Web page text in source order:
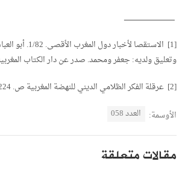
ــــــــــــــــــــــــــــــــــــــــــ
[1] الاستقصا
وتعليق ولديه: جعفر ومحمد. صدر عن دار الكتاب المغربية عام
[2] عرقلة الفكر الظلامي الديني للنهضة المغربية ص. 224-225. مع تصرف يسير.
الأوسمة: العدد 058
مقالات متعلقة